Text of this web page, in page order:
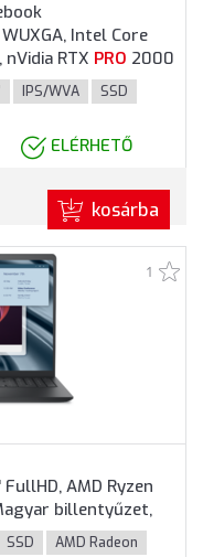
Intel Core
nVidia RTX PRO 2000
Windows 11
színben
IPS/WVA
SSD
ELÉRHETŐ
kosárba
1
AMD Ryzen
billentyűzet,
Fekete
SSD AMD Radeon